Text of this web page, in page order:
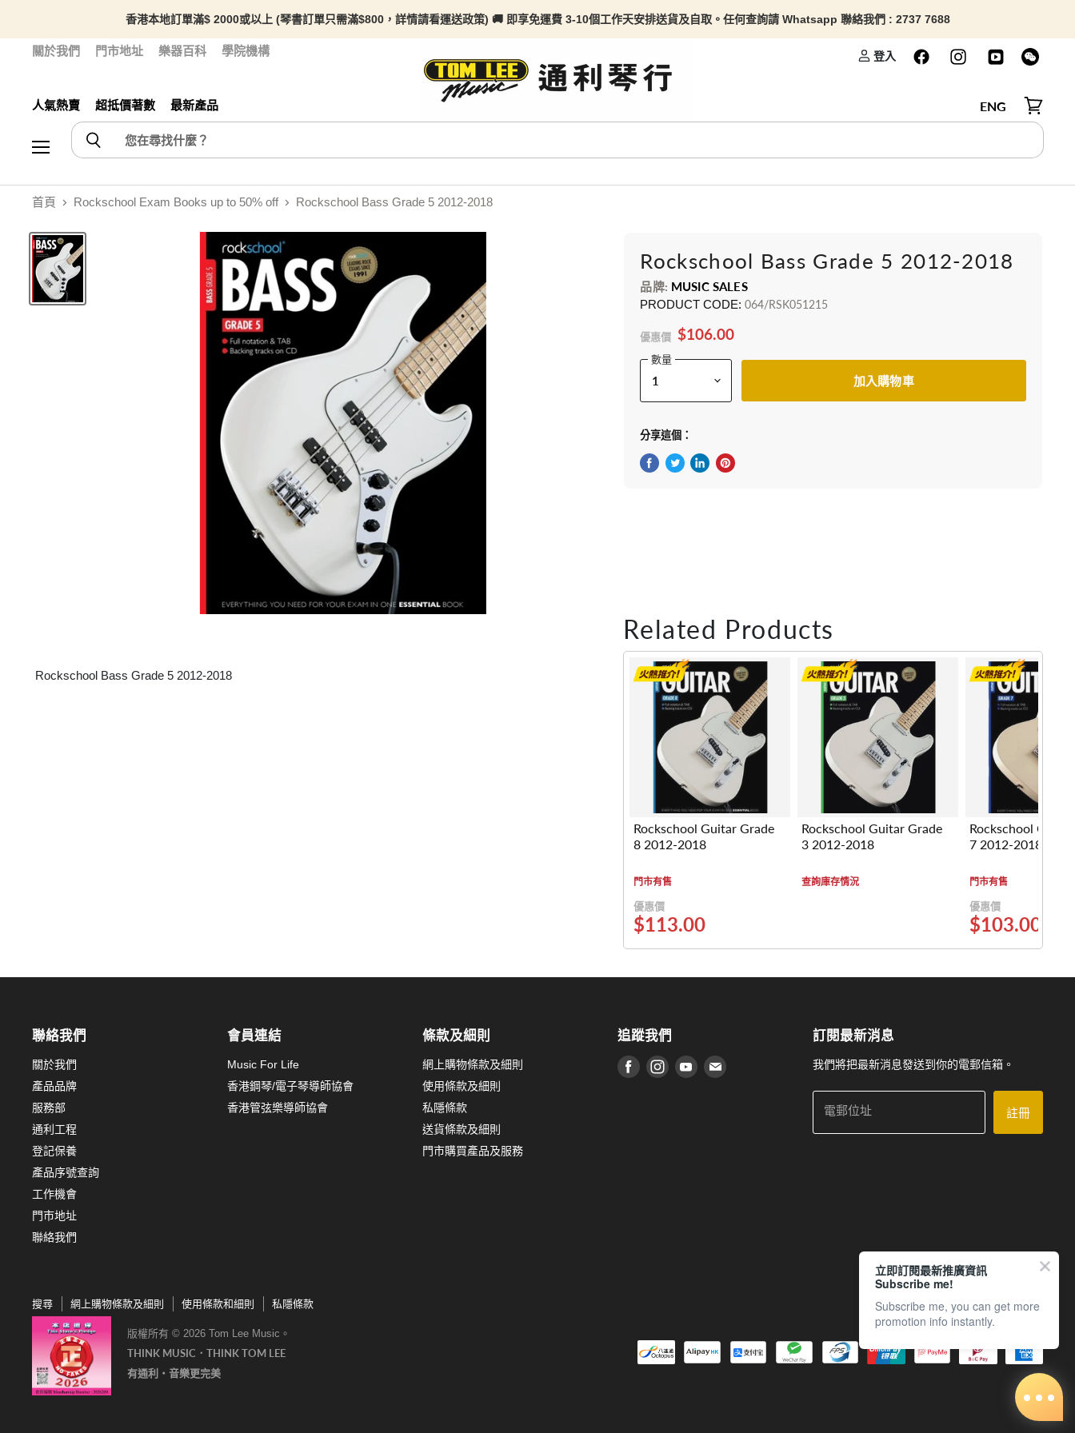
香港本地訂單滿$ 2000或以上 (琴書訂單只需滿$800，詳情請看運送政策) 🚚 即享免運費 3-10個工作天安排送貨及自取。任何查詢請 Whatsapp 聯絡我們 : 2737 7688
關於我們 門市地址 樂器百科 學院機構
人氣熱賣 超抵價著數 最新產品
登入
ENG
檢視購
首頁 Rockschool Exam Books up to 50% off Rockschool Bass Grade 5 2012-2018
Rockschool Bass Grade 5 2012-2018
品牌: MUSIC SALES
PRODUCT CODE:064/RSK051215
優惠價 $106.00
數量
加入購物車
分享這個：
Rockschool Bass Grade 5 2012-2018
Related Products
Rockschool Guitar Grade
8 2012-2018
門市有售
優惠價
$113.00
Rockschool Guitar Grade
3 2012-2018
查詢庫存情況
Rockschool
7 2012-2018
門市有售
優惠價
$103.00
聯絡我們
關於我們
產品品牌
服務部
通利工程
登記保養
產品序號查詢
工作機會
門市地址
聯絡我們
會員連結
Music For Life
香港鋼琴/電子琴導師協會
香港管弦樂導師協會
條款及細則
網上購物條款及細則
使用條款及細則
私隱條款
送貨條款及細則
門市購買產品及服務
追蹤我們
在 Facebook 上找到我們
在 Instagram 上找到我們
在 Youtube 上找到我們
在 電子郵件 上找到我們
訂閱最新消息
我們將把最新消息發送到你的電郵信箱。
電郵位址 註冊
搜尋 網上購物條款及細則 使用條款和細則 私隱條款
版權所有 © 2026 Tom Lee Music。
THINK MUSIC．THINK TOM LEE
有通利‧音樂更完美
立即訂閱最新推廣資訊
Subscribe me!
Subscribe me, you can get more
promotion info instantly.